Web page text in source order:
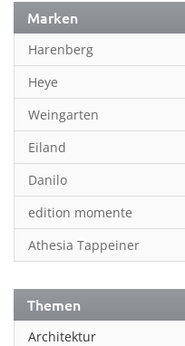
Marken
Harenberg
Heye
Weingarten
Eiland
Danilo
edition momente
Athesia Tappeiner
Themen
Architektur